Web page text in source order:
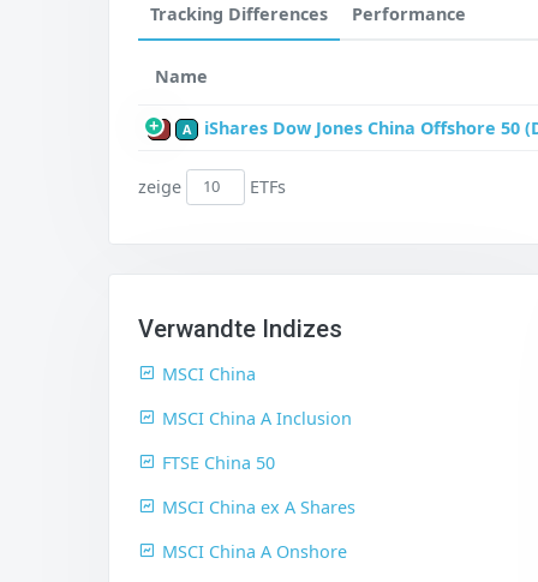
Tracking Differences
Performance
Name
P A iShares Dow Jones China Offshore 50
zeige ETFs
Verwandte Indizes
MSCI China
MSCI China A Inclusion
FTSE China 50
MSCI China ex A Shares
MSCI China A Onshore